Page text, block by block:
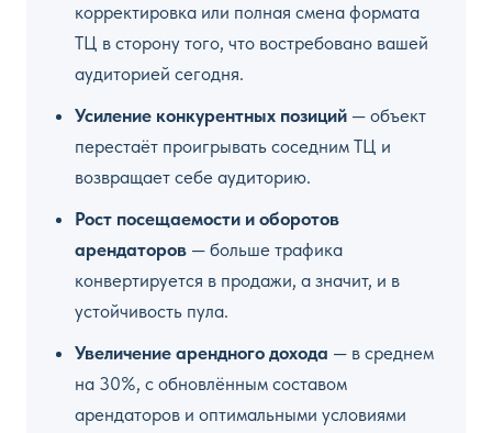
корректировка или полная смена формата
ТЦ в сторону того, что востребовано вашей
аудиторией сегодня.
Усиление конкурентных позиций — объект
перестаёт проигрывать соседним ТЦ и
возвращает себе аудиторию.
Рост посещаемости и оборотов
арендаторов — больше трафика
конвертируется в продажи, а значит, и в
устойчивость пула.
Увеличение арендного дохода — в среднем
на 30%, с обновлённым составом
арендаторов и оптимальными условиями